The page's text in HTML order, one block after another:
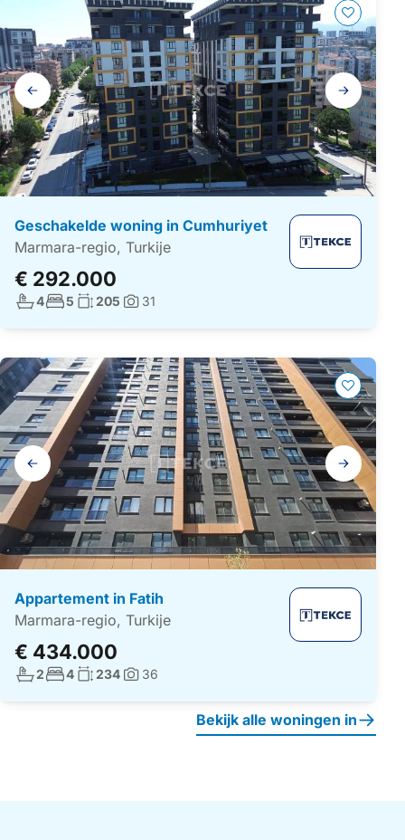
Galerij
navigatie
Geschakelde woning in Cumhuriyet
Marmara-regio, Turkije
€ 292.000
Aantal badkamers:
4Aantal slaapkamers:
5 Woonoppervlakte:
205 Foto's:
31
Galerij
navigatie
Appartement in Fatih
Marmara-regio, Turkije
€ 434.000
Aantal badkamers:
2Aantal slaapkamers:
4Woonoppervlakte:
234Foto's:
36
Bekijk alle woningen in